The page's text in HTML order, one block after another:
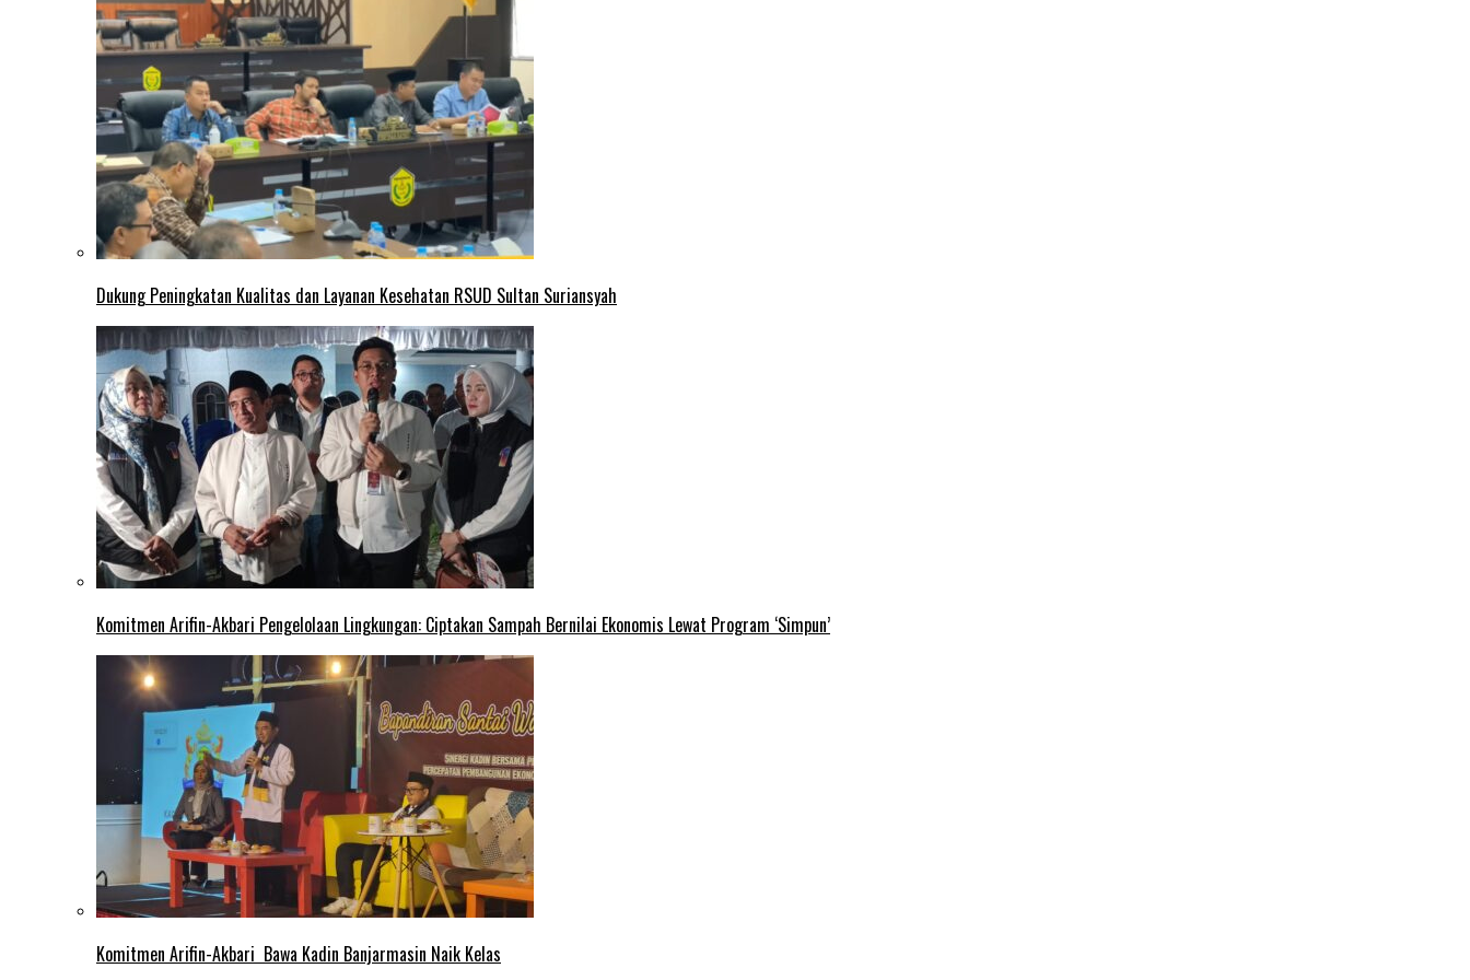
Dukung Peningkatan Kualitas dan Layanan Kesehatan RSUD Sultan Suriansyah
Komitmen Arifin-Akbari Pengelolaan Lingkungan: Ciptakan Sampah Bernilai Ekonomis Lewat Program ‘Simpun’
Komitmen Arifin-Akbari Bawa Kadin Banjarmasin Naik Kelas